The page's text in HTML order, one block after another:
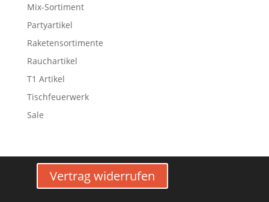
Mix-Sortiment
Partyartikel
Raketensortimente
Rauchartikel
T1 Artikel
Tischfeuerwerk
Sale
Vertrag widerrufen